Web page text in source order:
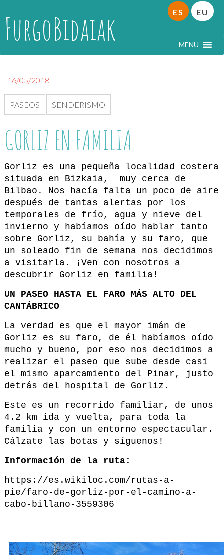
FurgoBidaiak MENU
ES EU
16/05/2018
PASEOS SENDERISMO
GORLIZ EN FAMILIA
Gorliz es una pequeña localidad costera
situada en Bizkaia, muy cerca de
Bilbao. Nos hacía falta un poco de aire
después de tantas alertas por los
temporales de frío, agua y nieve del
invierno y habíamos oído hablar tanto
sobre Gorliz, su bahía y su faro, que
un soleado fin de semana nos decidimos
a visitarla. ¡Ven con nosotros a
descubrir Gorliz en familia!
UN PASEO HASTA EL FARO MÁS ALTO DEL
CANTÁBRICO
La verdad es que el mayor imán de
Gorliz es su faro, de él habíamos oído
mucho y bueno, por eso nos decidimos a
realizar el paseo que sube desde casi
el mismo aparcamiento del Pinar, justo
detrás del hospital de Gorliz.
Este es un recorrido familiar, de unos
4.2 km ida y vuelta, para toda la
familia y con un entorno espectacular.
Cálzate las botas y síguenos!
Información de la ruta:
https://es.wikiloc.com/rutas-a-
pie/faro-de-gorliz-por-el-camino-a-
cabo-billano-3559306